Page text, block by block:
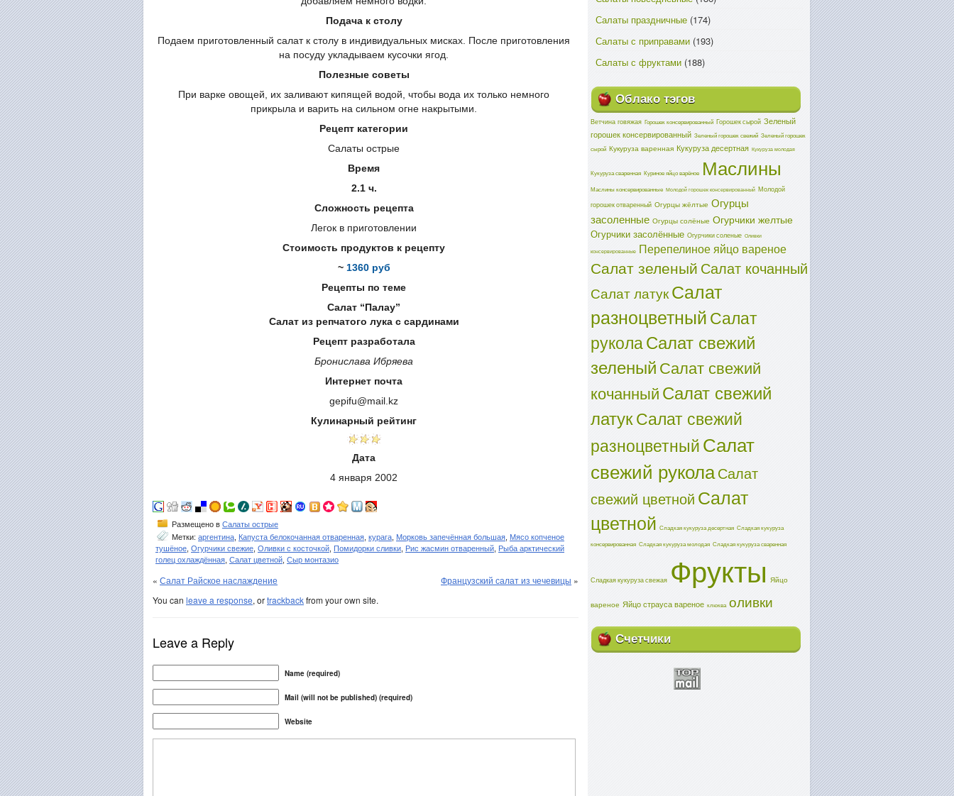
Подача к столу
Подаем приготовленный салат к столу в индивидуальных мисках. После приготовления
на посуду укладываем кусочки ягод.
Полезные советы
При варке овощей, их заливают кипящей водой, чтобы вода их только немного
прикрыла и варить на сильном огне накрытыми.
Рецепт категории
Салаты острые
Время
2.1 ч.
Сложность рецепта
Легок в приготовлении
Стоимость продуктов к рецепту
~ 1360 руб
Рецепты по теме
Салат “Палау”
Салат из репчатого лука с сардинами
Рецепт разработала
Бронислава Ибряева
Интернет почта
gepifu@mail.kz
Кулинарный рейтинг
Дата
4 января 2002
Размещено в Салаты острые
Метки: аргентина Капуста белокочанная отваренная курага Морковь запечённая большая Мясо копченое
тушёное Огурчики свежие Оливки с косточкой Помидорки сливки Рис жасмин отваренный Рыба арктический
голец охлаждённая Салат цветной Сыр монтазио
« Салат Райское наслаждение Французский салат из чечевицы »
You can leave a response, ortrackbackfrom your own site.
Leave a Reply
Name (required)
Mail (will not be published) (required)
Website
Салаты праздничные (174)
Салаты с приправами (193)
Салаты с фруктами (188)
Облако тэгов
Ветчина говяжая Горошек консервированный Горошек сырой Зеленый
горошек консервированный Зеленый горошек свежий Зеленый горошек
сырой Кукуруза варенная Кукуруза десертная Кукуруза молодая
Кукуруза сваренная Куриное яйцо варёное Маслины
Маслины консервированные Молодой горошек консервированный Молодой
горошек отваренный Огурцы жёлтые Огурцы
засоленные Огурцы солёные Огурчики желтые
Огурчики засолённые Огурчики соленые Оливки
консервированные Перепелиное яйцо вареное
Салат зеленый Салат кочанный
Салат латукСалат
разноцветныйСалат
руколаСалат свежий
зеленыйСалат свежий
кочанныйСалат свежий
латукСалат свежий
разноцветныйСалат
свежий руколаСалат
свежий цветной Салат
цветной Сладкая кукуруза десертная Сладкая кукуруза
консервированная Сладкая кукуруза молодая Сладкая кукуруза сваренная
Сладкая кукуруза свежая Фрукты Яйцо
вареное Яйцо страуса вареное клюква оливки
Счетчики